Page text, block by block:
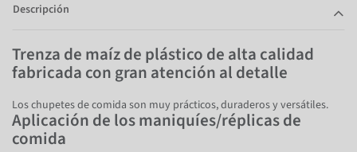
Descripción
Trenza de maíz de plástico de alta calidad
fabricada con gran atención al detalle
Los chupetes de comida son muy prácticos, duraderos y versátiles.
Aplicación de los maniquíes/réplicas de
comida